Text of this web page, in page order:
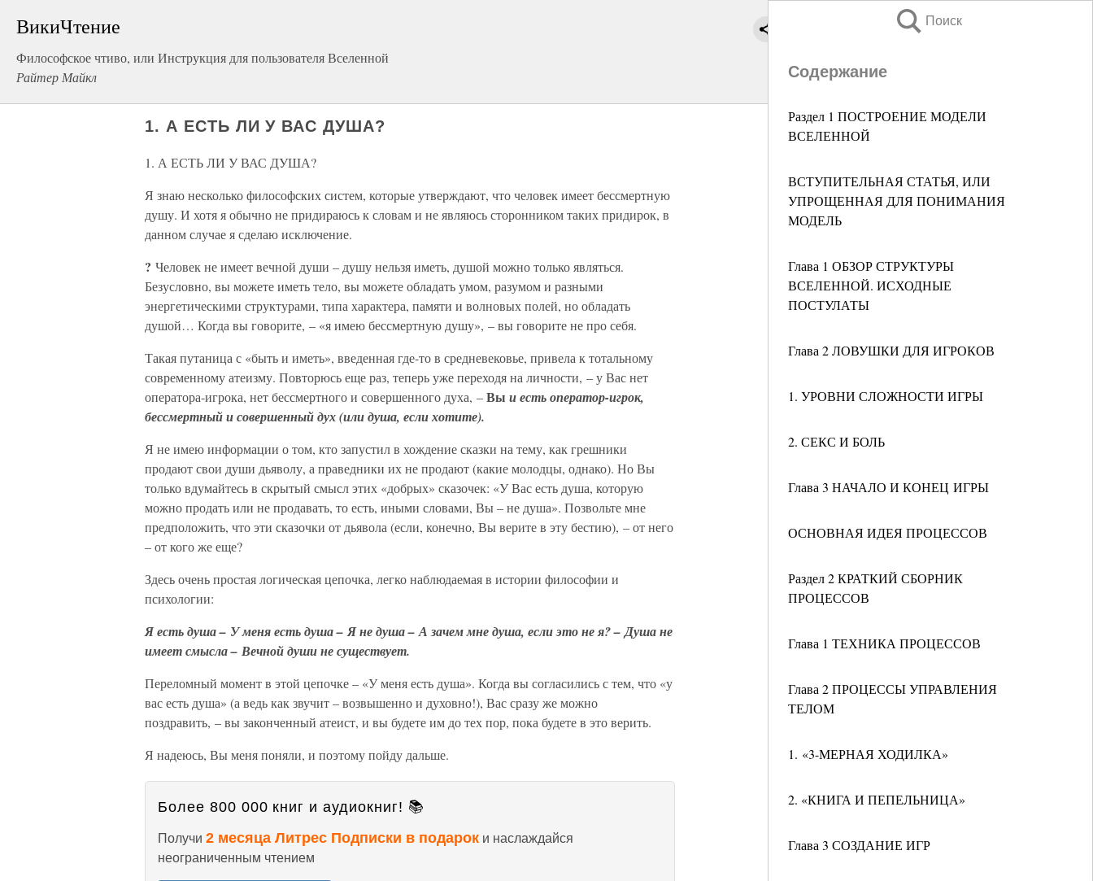
ВикиЧтение
Философское чтиво, или Инструкция для пользователя Вселенной
Райтер Майкл
Поиск
Содержание
Раздел 1 ПОСТРОЕНИЕ МОДЕЛИ
ВСЕЛЕННОЙ
ВСТУПИТЕЛЬНАЯ СТАТЬЯ, ИЛИ
УПРОЩЕННАЯ ДЛЯ ПОНИМАНИЯ
МОДЕЛЬ
Глава 1 ОБЗОР СТРУКТУРЫ
ВСЕЛЕННОЙ. ИСХОДНЫЕ
ПОСТУЛАТЫ
Глава 2 ЛОВУШКИ ДЛЯ ИГРОКОВ
1. УРОВНИ СЛОЖНОСТИ ИГРЫ
2. СЕКС И БОЛЬ
Глава 3 НАЧАЛО И КОНЕЦ ИГРЫ
ОСНОВНАЯ ИДЕЯ ПРОЦЕССОВ
Раздел 2 КРАТКИЙ СБОРНИК
ПРОЦЕССОВ
Глава 1 ТЕХНИКА ПРОЦЕССОВ
Глава 2 ПРОЦЕССЫ УПРАВЛЕНИЯ
ТЕЛОМ
1. «3-МЕРНАЯ ХОДИЛКА»
2. «КНИГА И ПЕПЕЛЬНИЦА»
Глава 3 СОЗДАНИЕ ИГР
1. А ЕСТЬ ЛИ У ВАС ДУША?
1. А ЕСТЬ ЛИ У ВАС ДУША?
Я знаю несколько философских систем, которые утверждают, что человек имеет бессмертную
душу. И хотя я обычно не придираюсь к словам и не являюсь сторонником таких придирок, в
данном случае я сделаю исключение.
? Человек не имеет вечной души – душу нельзя иметь, душой можно только являться.
Безусловно, вы можете иметь тело, вы можете обладать умом, разумом и разными
энергетическими структурами, типа характера, памяти и волновых полей, но обладать
душой… Когда вы говорите, – «я имею бессмертную душу», – вы говорите не про себя.
Такая путаница с «быть и иметь», введенная где-то в средневековье, привела к тотальному
современному атеизму. Повторюсь еще раз, теперь уже переходя на личности, – у Вас нет
оператора-игрока, нет бессмертного и совершенного духа, –Вы и есть оператор-игрок,
бессмертный и совершенный дух (или душа, если хотите).
Я не имею информации о том, кто запустил в хождение сказки на тему, как грешники
продают свои души дьяволу, а праведники их не продают (какие молодцы, однако). Но Вы
только вдумайтесь в скрытый смысл этих «добрых» сказочек: «У Вас есть душа, которую
можно продать или не продавать, то есть, иными словами, Вы – не душа». Позвольте мне
предположить, что эти сказочки от дьявола (если, конечно, Вы верите в эту бестию), – от него
– от кого же еще?
Здесь очень простая логическая цепочка, легко наблюдаемая в истории философии и
психологии:
Я есть душа– У меня есть душа–Я не душа–А зачем мне душа, если это не я?–Душа не
имеет смысла– Вечной души не существует.
Переломный момент в этой цепочке – «У меня есть душа». Когда вы согласились с тем, что «у
вас есть душа» (а ведь как звучит – возвышенно и духовно!), Вас сразу же можно
поздравить, – вы законченный атеист, и вы будете им до тех пор, пока будете в это верить.
Я надеюсь, Вы меня поняли, и поэтому пойду дальше.
Более 800 000 книг и аудиокниг! 📚
Получи 2 месяца Литрес Подписки в подарок и наслаждайся
неограниченным чтением